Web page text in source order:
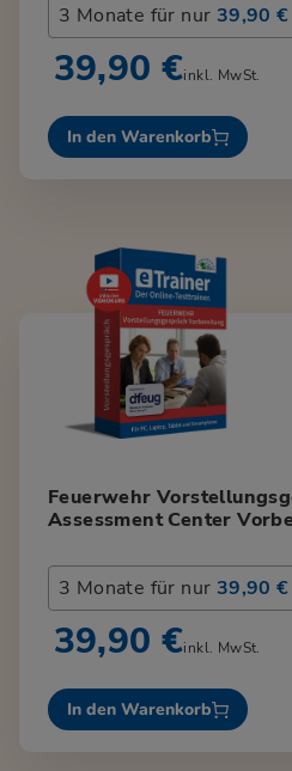
3 Monate für nur 39,90 €
39,90 €inkl. MwSt.
In den Warenkorb
Feuerwehr
Assessment Center
3 Monate für nur 39,90 €
39,90 €inkl. MwSt.
In den Warenkorb